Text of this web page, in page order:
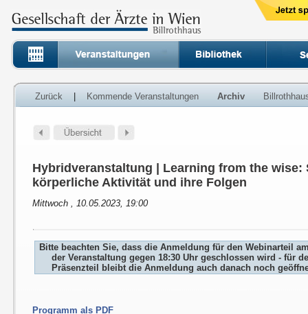
Zurück Kommende Veranstaltungen Archiv
Hybridveranstaltung | Learning from the wise:
körperliche Aktivität und ihre Folgen
Mittwoch , 10.05.2023, 19:00
Bitte beachten Sie, dass die Anmeldung für den Webinarteil
der Veranstaltung gegen 18:30 Uhr geschlossen wird - für
Präsenzteil bleibt die Anmeldung auch danach noch
Programm als PDF